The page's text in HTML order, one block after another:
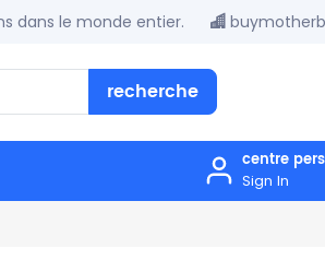
dans le monde entier.
recherche
centre
Sign In